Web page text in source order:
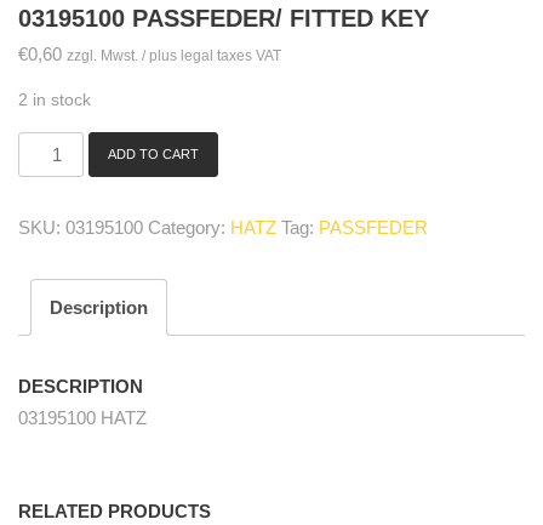
03195100 PASSFEDER/ FITTED KEY
€0,60 zzgl. Mwst. / plus legal taxes VAT
2 in stock
03195100
key
ADD TO CART
SKU: 03195100 Category: HATZ Tag: PASSFEDER
Description
DESCRIPTION
03195100 HATZ
RELATED PRODUCTS